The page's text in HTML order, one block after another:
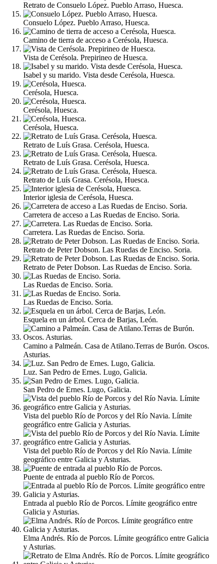
Retrato de Consuelo López. Pueblo Arraso, Huesca.
Consuelo López. Pueblo Arraso, Huesca.
Camino de tierra de acceso a Cerésola, Huesca.
Vista de Cerésola. Prepirineo de Huesca.
Isabel y su marido. Vista desde Cerésola, Huesca.
Cerésola, Huesca.
Cerésola, Huesca.
Cerésola, Huesca.
Retrato de Luís Grasa. Cerésola, Huesca.
Retrato de Luís Grasa. Cerésola, Huesca.
Retrato de Luís Grasa. Cerésola, Huesca.
Interior iglesia de Cerésola, Huesca.
Carretera de acceso a Las Ruedas de Enciso. Soria.
Carretera. Las Ruedas de Enciso. Soria.
Retrato de Peter Dobson. Las Ruedas de Enciso. Soria.
Retrato de Peter Dobson. Las Ruedas de Enciso. Soria.
Las Ruedas de Enciso. Soria.
Las Ruedas de Enciso. Soria.
Esquela en un árbol. Cerca de Barjas, León.
Camino a Palmeán. Casa de Atilano.Terras de Burón. Oscos.
Asturias.
Luz. San Pedro de Ernes. Lugo, Galicia.
San Pedro de Ernes. Lugo, Galicia.
Vista del pueblo Río de Porcos y del Río Navia. Límite
geográfico entre Galicia y Asturias.
Vista del pueblo Río de Porcos y del Río Navia. Límite
geográfico entre Galicia y Asturias.
Puente de entrada al pueblo Río de Porcos.
Entrada al pueblo Río de Porcos. Límite geográfico entre
Galicia y Asturias.
Elma Andrés. Río de Porcos. Límite geográfico entre Galicia
y Asturias.